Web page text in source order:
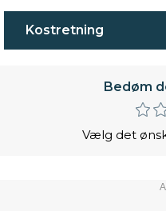
Kostretning
Bedøm
Vælg det